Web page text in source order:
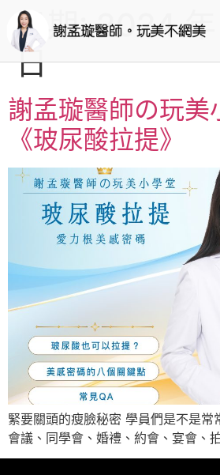
日期:2024
日
謝孟璇醫師の玩美
《玻尿酸拉提》
緊要關頭的瘦臉秘密 學員們是不是常
會議、同學會、婚禮、約會、宴會、